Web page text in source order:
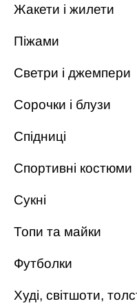
Жакети і жилети
Піжами
Светри і джемпери
Сорочки і блузи
Спідниці
Спортивні костюми
Сукні
Топи та майки
Футболки
Худі, світшоти,